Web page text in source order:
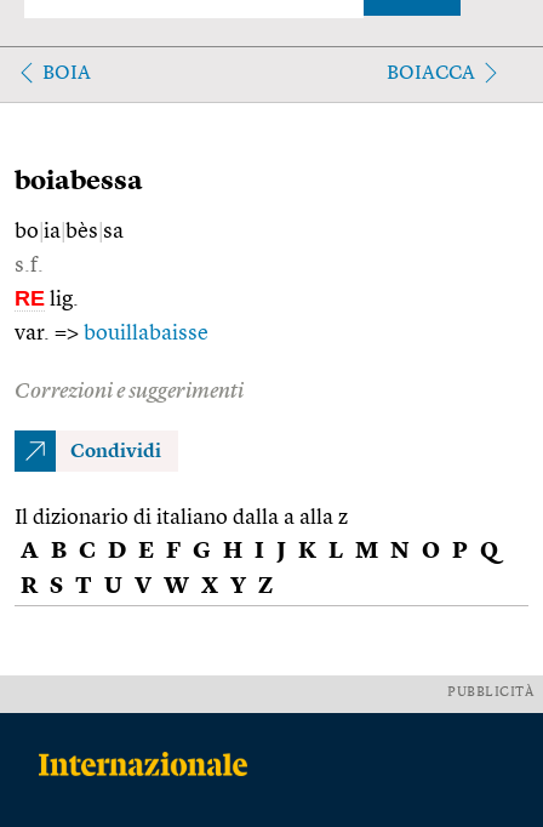
BOIA BOIACCA
boiabessa
bo ia bès sa
s.f.
RE lig.
var. => bouillabaisse
Correzioni e suggerimenti
Condividi
Il dizionario di italiano dalla a alla z
A B C D E F G H I J K L M N O P Q
R S T U V W X Y Z
PUBBLICITÀ